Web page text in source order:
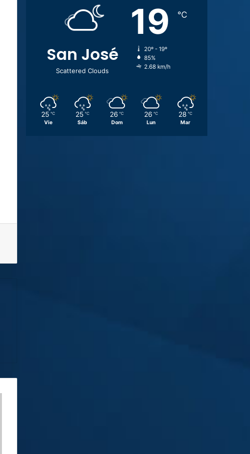
San José
Scattered Clouds
19 ℃
20º - 19º
85%
2.68 km/h
25 ℃
Vie
25 ℃
Sáb
26 ℃
Dom
26 ℃
Lun
28 ℃
Mar